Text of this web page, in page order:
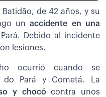
de 42 años, y su
unaccidente en una
Debido al incidente
lesiones.
ocurrió cuando se
do Pará y Cometá. La
y chocócontra unos